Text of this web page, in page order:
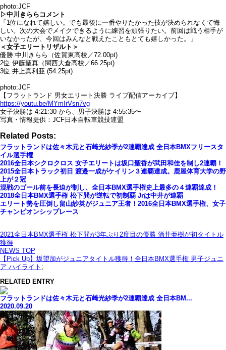
photo:JCF
▷中川きららコメント
「1位になれて嬉しい。でも最後に一番やりたかった技が決められなくて悔
しい。次の大会でメイクできるように練習を頑張りたい。前回は戦う相手が
いなかったが、今回はみんなと戦えたこともとても嬉しかった。」
＜女子エリートリザルト＞
優勝:中川きらら（佐賀東高校／72.00pt)
2位:伊藤聖真（関⻄大倉高校／66.25pt)
3位:井上真利亜 (54.25pt)
photo:JCF
【フラットランド 男女エリート決勝 ライブ配信アーカイブ】
https://youtu.be/MYmIrVsn7vg
女子決勝は 4:21:30 から、男子決勝は 4:55:35〜
写真・情報提供：JCF日本自転車競技連盟
Related Posts:
フラットランドは佐々木元と石﨑光紗季が2連覇達成 全日本BMXフリースタ
イル選手権
2016全日本シクロクロス 女子エリートは坂口聖香が武田和佳を制し2連覇！
2015全日本トラック初日 渡邉一成がケイリン３連覇達成。鹿屋体育大学の野
上が２冠
混戦のゴール前を長迫が制し、全日本BMX選手権史上最多の４連覇達成！
2018全日本BMX選手権 松下巽が逆転で初制覇 Jrは中井が連覇
エリート勢を圧倒し畠山紗英がジュニア王者！2016全日本BMX選手権、女子
チャンピオンシップレース
2021全日本BMX選手権 松下巽が3年ぶり2度目の優勝 酒井亜樹が初タイトル
獲得
NEWS TOP
【Pick Up】坂望加がジュニアタイトル獲得！全日本BMX選手権 男子ジュニ
ア ハイライト ;
RELATED ENTRY
フラットランドは佐々木元と石﨑光紗季が2連覇達成 全日本BM...
2020.09.20